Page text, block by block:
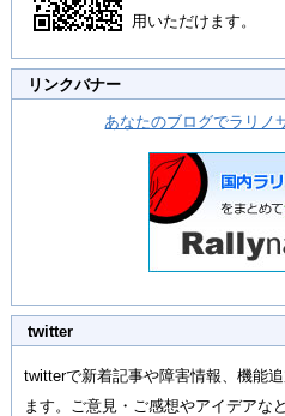
用いただけます。
リンクバナー
あなたのブログでラリノ
twitter
twitterで新着記事や障害情報、機能
ます。ご意見・ご感想やアイデアな